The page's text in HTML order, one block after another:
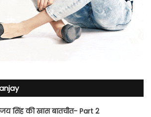
सिंह की खास बातचीत- Part 2